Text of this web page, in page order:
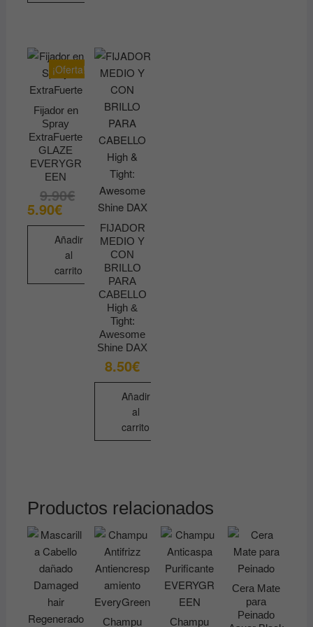
¡Oferta!
Fijador en
Spray
ExtraFuerte
GLAZE
EVERYGR
EEN
9.90€El
precio
original
era:
9.90€.
5.90€
El
precio
actual
es:
5.90€.
Añadir
al
carrito
FIJADOR
MEDIO Y
CON
BRILLO
PARA
CABELLO
High &
Tight:
Awesome
Shine DAX
8.50€
Añadir
al
carrito
Productos relacionados
Champu
Champu
Cera Mate
para
Peinado